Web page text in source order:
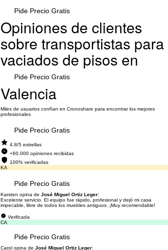
Pide Precio Gratis
Pide Precio Gratis
Pide Precio Gratis
Pide Precio Gratis
Pide Precio Gratis
Opiniones de clientes
sobre transportistas para
vaciados de pisos en
Valencia
Miles de usuarios confían en Cronoshare para encontrar los mejores
profesionales
4.8/5 estrellas
+60.000 opiniones recibidas
100% verificadas
KA
Karsten opina de José Miguel Ortiz Leger:
Excelente servicio. El equipo fue rápido, profesional y dejó mi casa
impecable, libre de todos los muebles antiguos. ¡Muy recomendable!
Verificada
CA
Carol opina de José Miguel Ortiz Leger: